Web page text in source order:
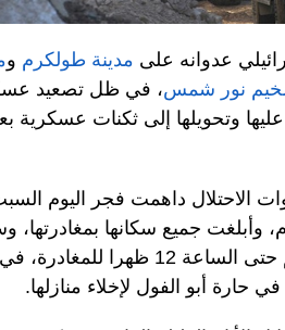
عدوانه على مدينة طولكرم و
نور شمس، في ظل تصعيد
عليها وتحويلها إلى ثكنات عسكرية
الاحتلال داهمت فجر اليوم
وأبلغت جميع سكانها بمغادرتها،
الصوتية لترويعهم، وأمهلتهم حتى
حارة أبو الفول لإخلاء منازلها.